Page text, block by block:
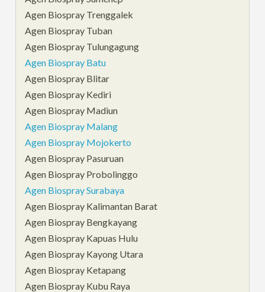
Agen Biospray Trenggalek
Agen Biospray Tuban
Agen Biospray Tulungagung
Agen Biospray Batu
Agen Biospray Blitar
Agen Biospray Kediri
Agen Biospray Madiun
Agen Biospray Malang
Agen Biospray Mojokerto
Agen Biospray Pasuruan
Agen Biospray Probolinggo
Agen Biospray Surabaya
Agen Biospray Kalimantan Barat
Agen Biospray Bengkayang
Agen Biospray Kapuas Hulu
Agen Biospray Kayong Utara
Agen Biospray Ketapang
Agen Biospray Kubu Raya